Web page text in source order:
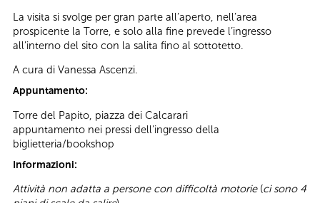
La visita si svolge per gran parte all’aperto, nell’area
prospicente la Torre, e solo alla fine prevede l’ingresso
all’interno del sito con la salita fino al sottotetto.
A cura di Vanessa Ascenzi.
Appuntamento:
Torre del Papito, piazza dei Calcarari
appuntamento nei pressi dell’ingresso della
biglietteria/bookshop
Informazioni:
Attività non adatta a persone con difficoltà motorie(ci sono 4